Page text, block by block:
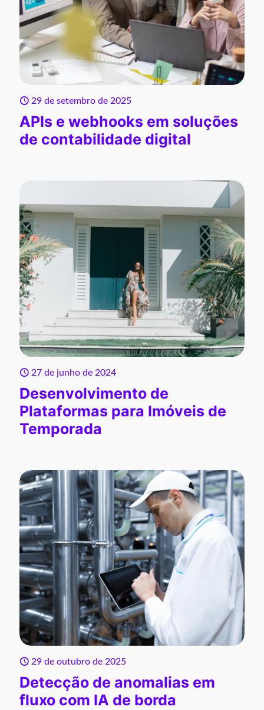
29 de setembro de 2025
APIs e webhooks em soluções
de contabilidade digital
27 de junho de 2024
Desenvolvimento de
Plataformas para Imóveis de
Temporada
29 de outubro de 2025
Detecção de anomalias em
fluxo com IA de borda